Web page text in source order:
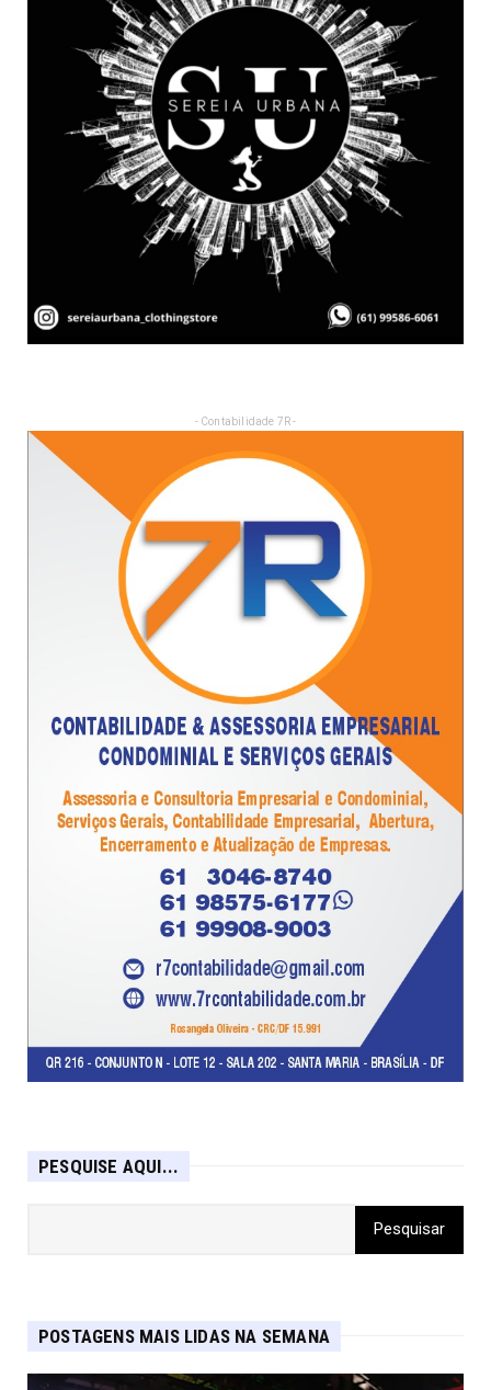
- Contabilidade 7R -
PESQUISE AQUI...
POSTAGENS MAIS LIDAS NA SEMANA